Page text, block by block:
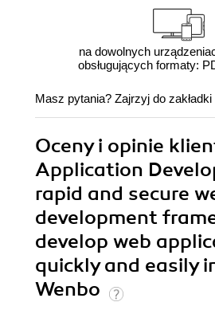
na dowolnych
obsługujących formaty:
Masz pytania? Zajrzyj do zakładki
Oceny i opinie
Application
rapid and secure
development
develop web
quickly and easily
Wenbo